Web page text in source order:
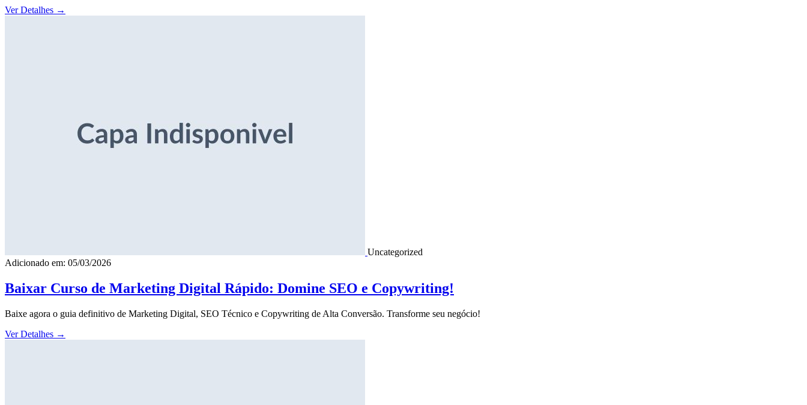
Ver Detalhes →
Uncategorized
Adicionado em: 05/03/2026
Baixar Curso de Marketing Digital Rápido: Domine SEO e Copywriting!
Baixe agora o guia definitivo de Marketing Digital, SEO Técnico e Copywriting de Alta Conversão. Transforme seu negócio!
Ver Detalhes →